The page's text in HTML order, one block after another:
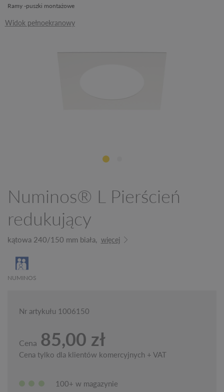
Ramy -puszki montażowe
Widok pełnoekranowy
Numinos® L Pierścień
redukujący
kątowa 240/150 mm biała, więcej
NUMINOS
Nr artykułu 1006150
Cena 85,00 zł
Cena tylko dla klientów komercyjnych + VAT
100+ w magazynie